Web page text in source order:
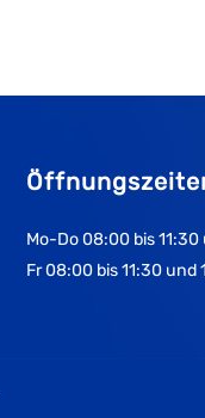
Mo-Do 08:00 bis
Fr 08:00 bis 11:30 und